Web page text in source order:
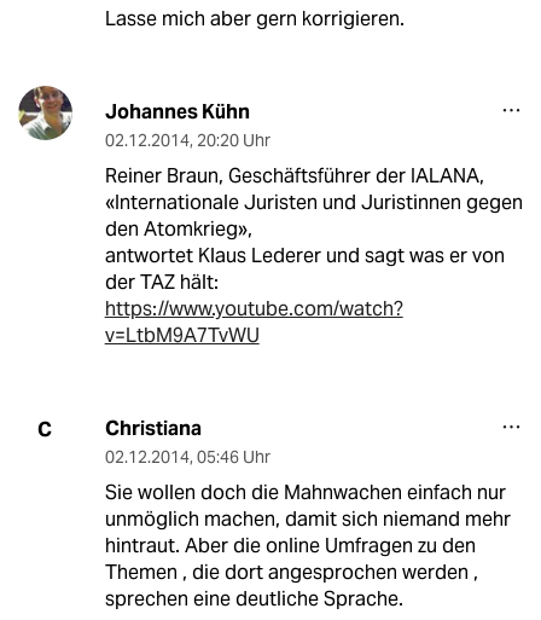
Lasse mich aber gern korrigieren.
Johannes Kühn
02.12.2014, 20:20 Uhr
Reiner Braun, Geschäftsführer der IALANA,
«Internationale Juristen und Juristinnen gegen
den Atomkrieg»,
antwortet Klaus Lederer und sagt was er von
der TAZ hält:
https://www.youtube.com/watch?
v=LtbM9A7TvWU
C Christiana
02.12.2014, 05:46 Uhr
Sie wollen doch die Mahnwachen einfach nur
unmöglich machen, damit sich niemand mehr
hintraut. Aber die online Umfragen zu den
Themen , die dort angesprochen werden ,
sprechen eine deutliche Sprache.